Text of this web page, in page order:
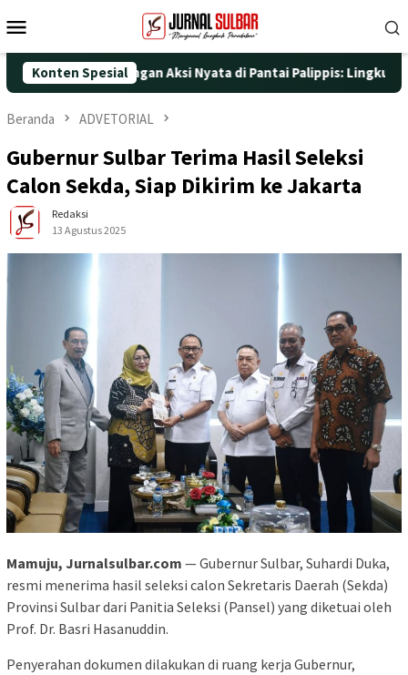
ke
Mobile
Konten Spesial
ke-25 dengan Aksi Nyata di Pantai Palippis: Lingkungan
Beranda ADVETORIAL
Gubernur Sulbar Terima Hasil Seleksi
Calon Sekda, Siap Dikirim ke Jakarta
Redaksi
13 Agustus 2025
Mamuju, Jurnalsulbar.com — Gubernur Sulbar, Suhardi Duka,
resmi menerima hasil seleksi calon Sekretaris Daerah (Sekda)
Provinsi Sulbar dari Panitia Seleksi (Pansel) yang diketuai oleh
Prof. Dr. Basri Hasanuddin.
Penyerahan dokumen dilakukan di ruang kerja Gubernur,